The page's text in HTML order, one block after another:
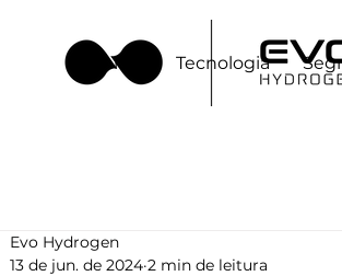
Início Tecnologia
Evo Hydrogen
13 de jun. de 2024 2 min de leitura